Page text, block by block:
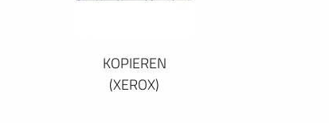
KOPIEREN
(XEROX)